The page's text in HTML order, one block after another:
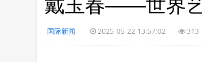
戴玉春——世界
国际新闻 2025-05-22 13:57:02 313